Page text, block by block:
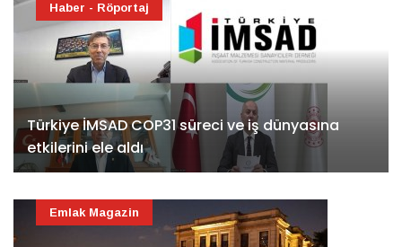
Türkiye İMSAD COP31 süreci ve iş dünyasına
etkilerini ele aldı
Haber - Röportaj
Emlak Magazin